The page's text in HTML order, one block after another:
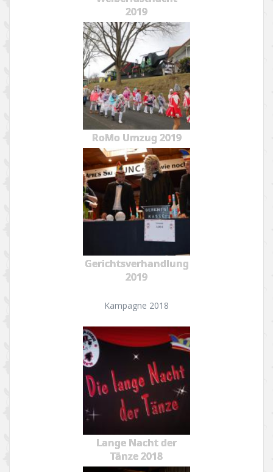
2019
RoMo Umzug 2019
Gerichtsverhandlung
2019
Kampagne 2018
Lange Nacht der
Tänze 2018